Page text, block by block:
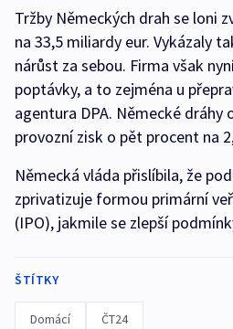
Tržby Německých drah se loni
na 33,5 miliardy eur. Vykázaly
nárůst za sebou. Firma však
poptávky, a to zejména u
agentura DPA. Německé dráhy
provozní zisk o pět procent na
Německá vláda přislíbila, že
zprivatizuje formou primární
(IPO), jakmile se zlepší
ŠTÍTKY
Domácí ČT24